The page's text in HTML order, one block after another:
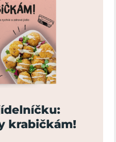
krabičkám!